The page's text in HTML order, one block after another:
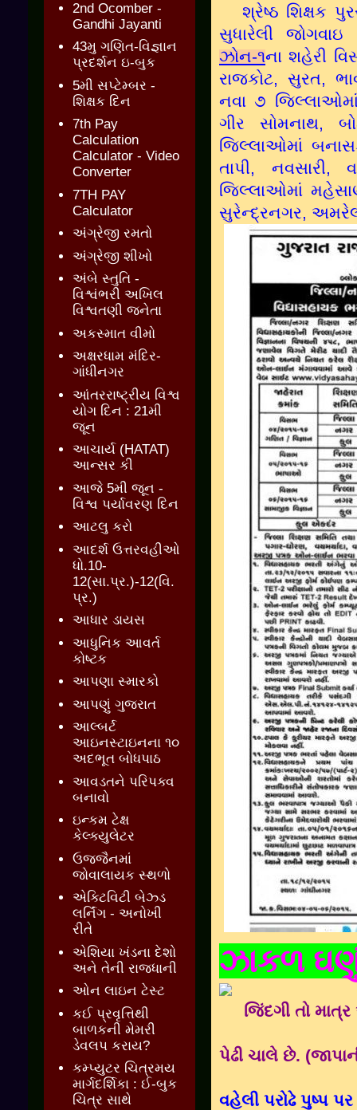
શ્રેષ્ઠ શિક્ષક
સુધારેલી
ઝોન-૧ના શહેરી
રાજકોટ, સુરત,
નવા ૭
ગીર સોમનાથ,
જિલ્લાઓમાં
તાપી,
જિલ્લાઓમાં
સુરેન્‍દ્રનગર,
ઝાકળ
જિંદગી તો
પેઢી ચાલે છે.
વહેલી પરોઢે પુષ્પ
2nd Ocomber -
Gandhi Jayanti
43મુ ગણિત-વિજ્ઞાન
પ્રદર્શન ઇ-બુક
5મી સપ્ટેમ્બર -
શિક્ષક દિન
7th Pay
Calculation
Calculator - Video
Converter
7TH PAY
Calculator
અંગ્રેજી રમતો
અંગ્રેજી શીખો
અંબે સ્તુતિ -
વિશ્વંભરી અખિલ
વિશ્વતણી જનેતા
અકસ્માત વીમો
અક્ષરધામ મંદિર-
ગાંધીનગર
આંતરરાષ્ટ્રીય વિશ્વ
યોગ દિન : 21મી
જૂન
આચાર્ય (HATAT)
આન્સર કી
આજે 5મી જૂન -
વિશ્વ પર્યાવરણ દિન
આટલુ કરો
આદર્શ ઉત્તરવહીઓ
ધો.10-
12(સા.પ્ર.)-12(વિ.
પ્ર.)
આધાર ડાયસ
આધુનિક આવર્ત
કોષ્ટક
આપણા સ્મારકો
આપણું ગુજરાત
આલ્બર્ટ
આઇનસ્ટાઇનના ૧૦
અદભૂત બોધપાઠ
આવડતને પરિપક્વ
બનાવો
ઇન્કમ ટેક્ષ
કેલ્ક્યુલેટર
ઉજ્જૈનમાં
જોવાલાયક સ્થળો
એક્ટિવિટી બેઝ્ડ
લર્નિંગ - અનોખી
રીતે
એશિયા ખંડના દેશો
અને તેની રાજધાની
ઓન લાઇન ટેસ્ટ
કઈ પ્રવૃત્તિથી
બાળકની મેમરી
ડેવલપ કરાય?
કમ્પ્યુટર ચિત્રમય
માર્ગદર્શિકા : ઈ-બુક
ચિત્ર સાથે